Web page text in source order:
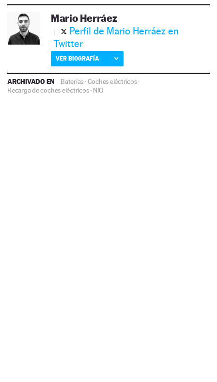
Mario Herráez
Perfil de Mario Herráez en
Twitter
VER BIOGRAFÍA
ARCHIVADO EN Baterías ·Coches eléctricos·
Recarga de coches eléctricos· NIO